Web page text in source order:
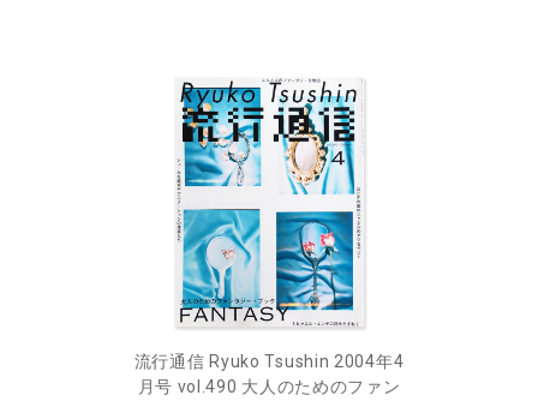
流行通信 Ryuko Tsushin 2004年4
月号 vol.490 大人のためのファン